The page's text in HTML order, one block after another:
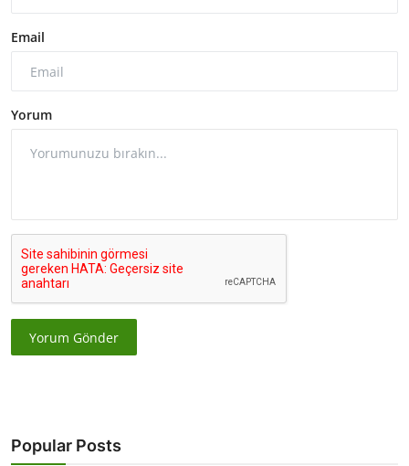
Email
Yorum
Yorum Gönder
Popular Posts